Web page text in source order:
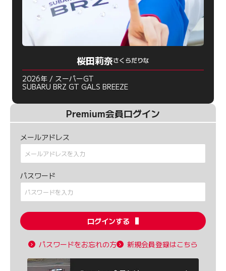
桜田莉奈さくらだりな
2026年 / スーパーGT
SUBARU BRZ GT GALS BREEZE
Premium会員ログイン
メールアドレス
パスワード
ログインする
パスワードをお忘れの方 新規会員登録はこちら